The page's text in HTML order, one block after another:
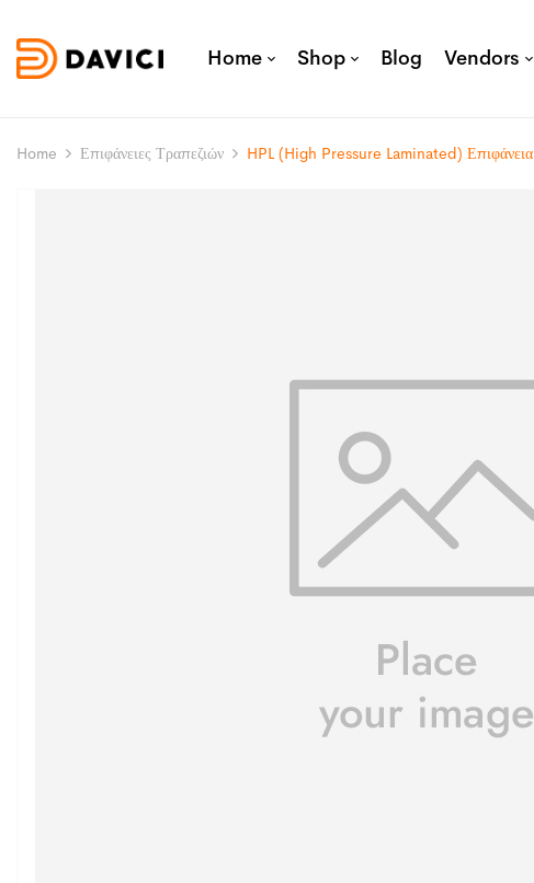
Home Shop Blog Vendors
Home Επιφάνειες Τραπεζιών HPL (High Pressure Laminated)